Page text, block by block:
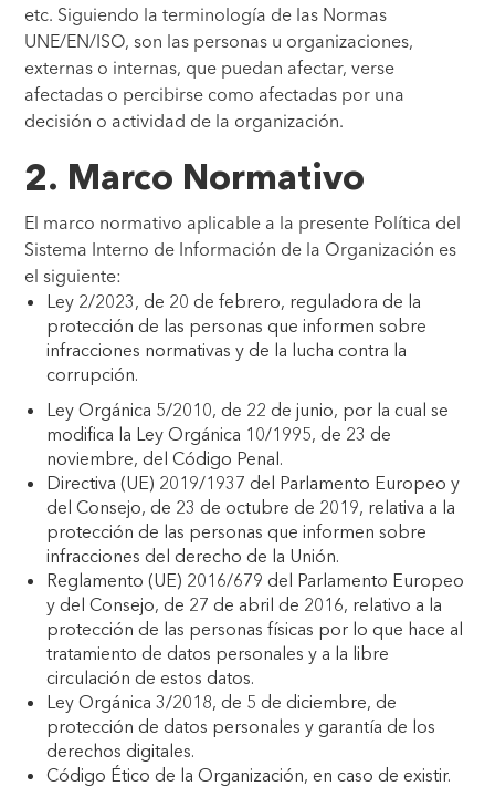
etc. Siguiendo la terminología de las Normas
UNE/EN/ISO, son las personas u organizaciones,
externas o internas, que puedan afectar, verse
afectadas o percibirse como afectadas por una
decisión o actividad de la organización.
2. Marco Normativo
El marco normativo aplicable a la presente Política del
Sistema Interno de Información de la Organización es
el siguiente:
Ley 2/2023, de 20 de febrero, reguladora de la
protección de las personas que informen sobre
infracciones normativas y de la lucha contra la
corrupción.
Ley Orgánica 5/2010, de 22 de junio, por la cual se
modifica la Ley Orgánica 10/1995, de 23 de
noviembre, del Código Penal.
Directiva (UE) 2019/1937 del Parlamento Europeo y
del Consejo, de 23 de octubre de 2019, relativa a la
protección de las personas que informen sobre
infracciones del derecho de la Unión.
Reglamento (UE) 2016/679 del Parlamento Europeo
y del Consejo, de 27 de abril de 2016, relativo a la
protección de las personas físicas por lo que hace al
tratamiento de datos personales y a la libre
circulación de estos datos.
Ley Orgánica 3/2018, de 5 de diciembre, de
protección de datos personales y garantía de los
derechos digitales.
Código Ético de la Organización, en caso de existir.